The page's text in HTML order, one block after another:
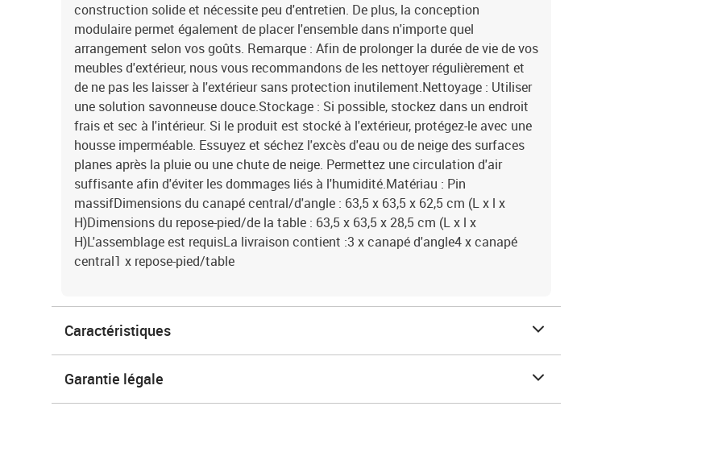
construction solide et nécessite peu d'entretien. De plus, la conception
modulaire permet également de placer l'ensemble dans n'importe quel
arrangement selon vos goûts. Remarque : Afin de prolonger la durée de vie de vos
meubles d'extérieur, nous vous recommandons de les nettoyer régulièrement et
de ne pas les laisser à l'extérieur sans protection inutilement.Nettoyage : Utiliser
une solution savonneuse douce.Stockage : Si possible, stockez dans un endroit
frais et sec à l'intérieur. Si le produit est stocké à l'extérieur, protégez-le avec une
housse imperméable. Essuyez et séchez l'excès d'eau ou de neige des surfaces
planes après la pluie ou une chute de neige. Permettez une circulation d'air
suffisante afin d'éviter les dommages liés à l'humidité.Matériau : Pin
massifDimensions du canapé central/d'angle : 63,5 x 63,5 x 62,5 cm (L x l x
H)Dimensions du repose-pied/de la table : 63,5 x 63,5 x 28,5 cm (L x l x
H)L'assemblage est requisLa livraison contient :3 x canapé d'angle4 x canapé
central1 x repose-pied/table
Caractéristiques
Garantie légale